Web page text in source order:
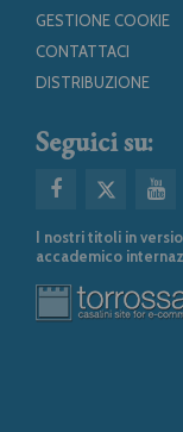
GESTIONE COOKIE
CONTATTACI
DISTRIBUZIONE
Seguici su:
I nostri titoli in
accademico